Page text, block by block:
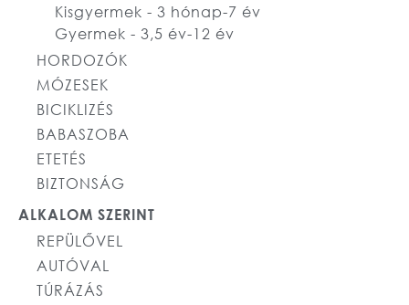
Kisgyermek - 3 hónap-7 év
Gyermek - 3,5 év-12 év
HORDOZÓK
MÓZESEK
BICIKLIZÉS
BABASZOBA
ETETÉS
BIZTONSÁG
ALKALOM SZERINT
REPÜLŐVEL
AUTÓVAL
TÚRÁZÁS